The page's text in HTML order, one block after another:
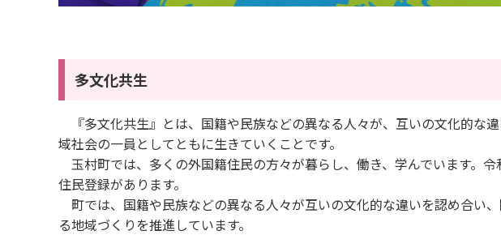
多文化共生
『多文化共生』とは、国籍や民族などの異なる人々が、互いの文化的な
域社会の一員としてともに生きていくことです。
玉村町では、多くの外国籍住民の方々が暮らし、働き、学んでいます。
住民登録があります。
町では、国籍や民族などの異なる人々が互いの文化的な違いを認め合い
る地域づくりを推進しています。